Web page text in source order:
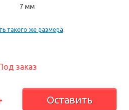
заказ
Оставить
7 мм
такого же размера